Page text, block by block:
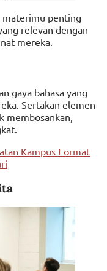
materimu penting
relevan dengan
mereka.
gaya bahasa yang
Sertakan elemen
membosankan,
Kampus Format